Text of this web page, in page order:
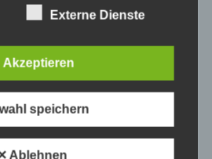
Daten in einer Weise,
personenbezogenen Daten
zugeordnet werden
diese zusätzlichen
und organisatorischen
die gewährleisten,
Externe Dienste
Akzeptieren
speichern
Ablehnen